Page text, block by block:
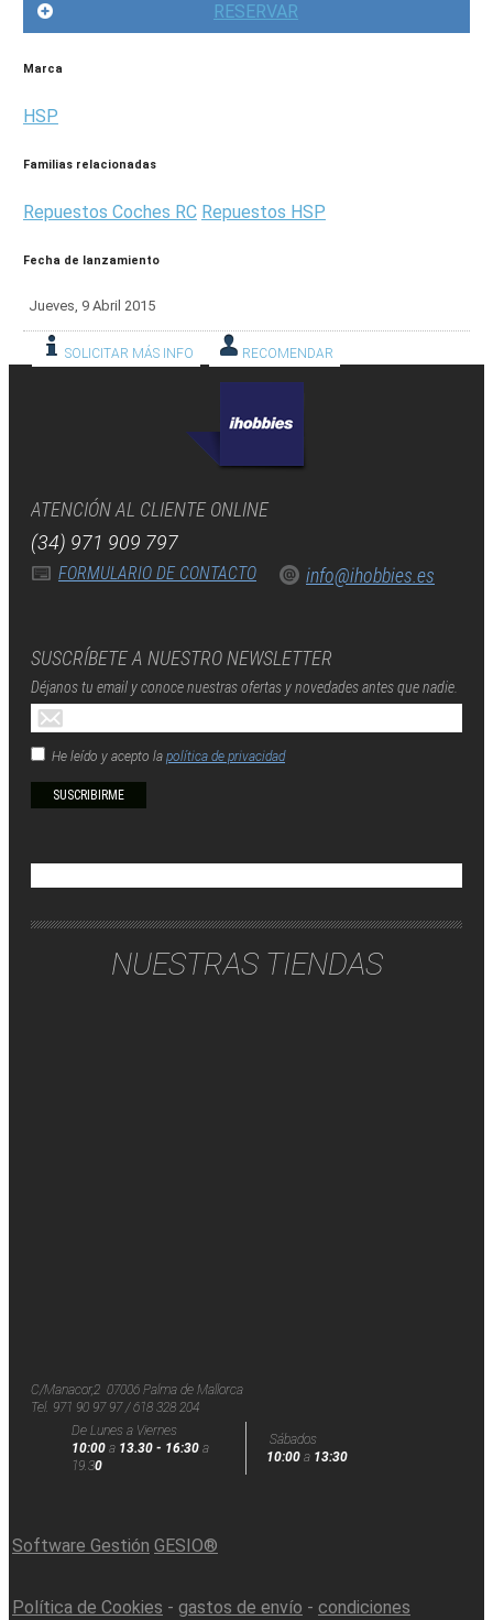
RESERVAR
Marca
HSP
Familias relacionadas
Repuestos Coches RC Repuestos HSP
Fecha de lanzamiento
Jueves, 9 Abril 2015
SOLICITAR MÁS INFO RECOMENDAR
ATENCIÓN AL CLIENTE ONLINE
(34) 971 909 797
FORMULARIO DE CONTACTO info@ihobbies.es
SUSCRÍBETE A NUESTRO NEWSLETTER
Déjanos tu email y conoce nuestras ofertas y novedades antes que nadie.
He leído y acepto la política de privacidad
NUESTRAS TIENDAS
C/Manacor,2 07006 Palma de Mallorca
Tel. 971 90 97 97 / 618 328 204
De Lunes a Viernes
10:00 a 13.30 - 16:30 a
19.30
Sábados
10:00 a 13:30
Software Gestión GESIO®
Política de Cookies - gastos de envío - condiciones